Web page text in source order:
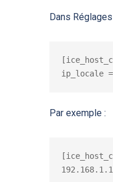
Dans
ip_locale
Par exemple :